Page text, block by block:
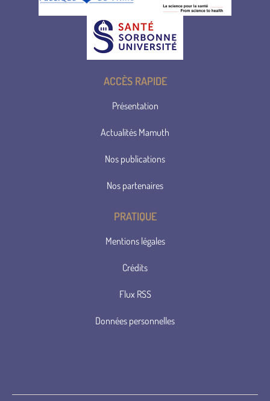
ACCÈS RAPIDE
Présentation
Actualités Mamuth
Nos publications
Nos partenaires
PRATIQUE
Mentions légales
Crédits
Flux RSS
Données personnelles